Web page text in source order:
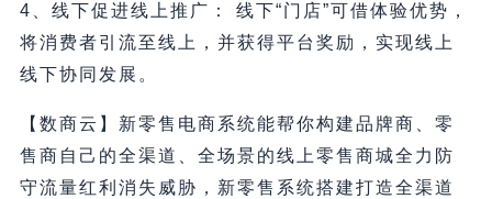
4、线下促进线上推广： 线下“门店”可借体验优势，
将消费者引流至线上，并获得平台奖励，实现线上
线下协同发展。
【数商云】新零售电商系统能帮你构建品牌商、零
售商自己的全渠道、全场景的线上零售商城全力防
守流量红利消失威胁，新零售系统搭建打造全渠道